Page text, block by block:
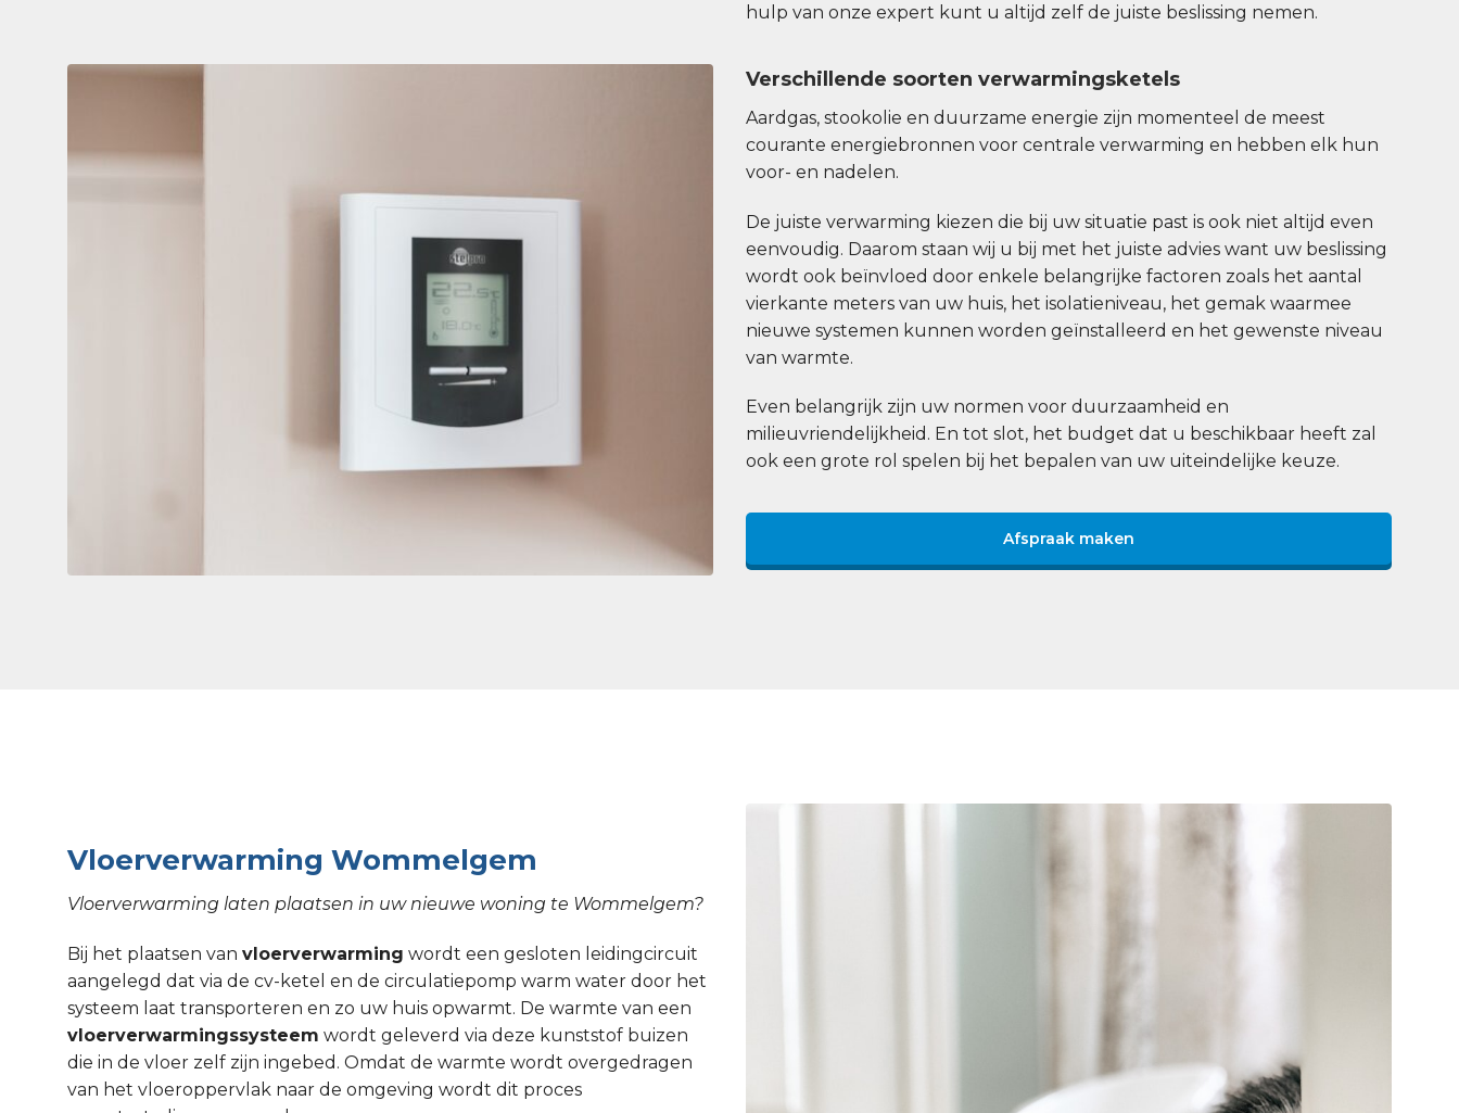
hulp van onze expert kunt u altijd zelf de juiste beslissing nemen.
Verschillende soorten verwarmingsketels
Aardgas, stookolie en duurzame energie zijn momenteel de meest
courante energiebronnen voor centrale verwarming en hebben elk hun
voor- en nadelen.
De juiste verwarming kiezen die bij uw situatie past is ook niet altijd even
eenvoudig. Daarom staan wij u bij met het juiste advies want uw beslissing
wordt ook beïnvloed door enkele belangrijke factoren zoals het aantal
vierkante meters van uw huis, het isolatieniveau, het gemak waarmee
nieuwe systemen kunnen worden geïnstalleerd en het gewenste niveau
van warmte.
Even belangrijk zijn uw normen voor duurzaamheid en
milieuvriendelijkheid. En tot slot, het budget dat u beschikbaar heeft zal
ook een grote rol spelen bij het bepalen van uw uiteindelijke keuze.
Afspraak maken
Vloerverwarming Wommelgem
Vloerverwarming laten plaatsen in uw nieuwe woning te Wommelgem?
Bij het plaatsen van vloerverwarming wordt een gesloten leidingcircuit
aangelegd dat via de cv-ketel en de circulatiepomp warm water door het
systeem laat transporteren en zo uw huis opwarmt. De warmte van een
vloerverwarmingssysteem wordt geleverd via deze kunststof buizen
die in de vloer zelf zijn ingebed. Omdat de warmte wordt overgedragen
van het vloeroppervlak naar de omgeving wordt dit proces